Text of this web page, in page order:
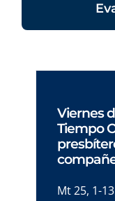
Viernes
Tiempo
Mt 25, 1-